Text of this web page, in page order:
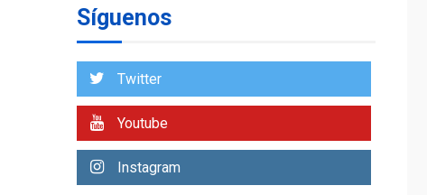
2
Gobierno nacional y
respaldaron desde el
terremotos del 24J
Duque
Síguenos
Twitter
Youtube
Instagram